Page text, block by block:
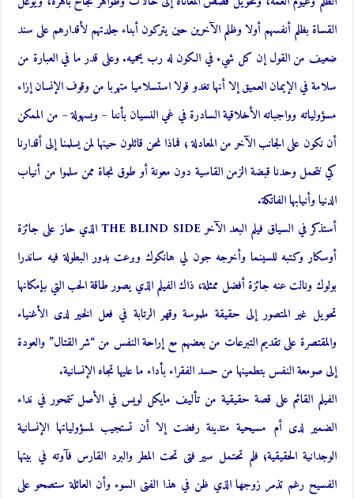
القساة بظلم أنفسهم أولا وظلم الآخرين حين يتركون أبناء جلدتهم لأقدارهم على سند
ضعيف من القول إن كل شيء في الكون له رب يحميه. وعلى قدر ما في العبارة من
سلامة في الإيمان العميق إلا أنها تغدو قولا استسلاميا متهربا من وقوف الإنسان إزاء
مسؤولياته وواجباته الأخلاقية السادرة في غي النسيان بأننا – وبسهولة – من الممكن
أن نكون على الجانب الآخر من المعادلة ؛ فماذا نحن قائلون حينها لمن يسلمنا إلى أقدارنا
كي نتحمل وحدنا قبضة الزمن القاسية دون معونة أو طوق نجاة ممن سلموا من أنياب
الدنيا وأنيابها الفاتكة.
أستذكر في السياق فيلم البعد الآخر THE BLIND SIDE الذي حاز على جائزة
أوسكار وكتبه للسينما وأخرجه جون لي هانكوك وبرعت بدور البطولة فيه ساندرا
بولوك ونالت عنه جائزة أفضل ممثلة، ذاك الفيلم الذي يصور طاقة الحب التي بإمكانها
تحويل غير المتصور إلى حقيقة ملموسة وقهر الرتابة في فعل الخير لدى الأغنياء
والمقتصرة على تقديم التبرعات من بعضهم مع إراحة النفس من “شر القتال” والعودة
إلى صومعة النفس بتطمينها من حسد الفقراء بأداء ما عليها تجاه الإنسانية.
الفيلم القائم على قصة حقيقية من تأليف مايكل لويس في الأصل تتمحور في نداء
الضمير لدى أم مسيحية متدينة رفضت إلا أن تستجيب لمسؤولياتها الإنسانية
الوجدانية الحقيقية؛ فلم تحتمل سير فتى تحت المطر والبرد القارس فآوته في بيتها
الفسيح رغم تذمر زوجها الذي ظن في هذا الفتى السوء وأن العائلة ستصحو على